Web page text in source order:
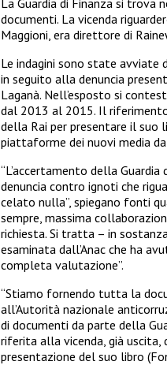
documenti. La vicenda
Maggioni, era direttore di
Le indagini sono state avviate
in seguito alla denuncia
Laganà. Nell’esposto si
dal 2013 al 2015. Il
della Rai per presentare il suo
piattaforme dei nuovi media
“L’accertamento della
denuncia contro ignoti che
celato nulla”, spiegano fonti
sempre, massima
richiesta. Si tratta – in
esaminata dall’Anac che ha
completa valutazione”.
“Stiamo fornendo tutta la
all’Autorità nazionale
di documenti da parte della
riferita alla vicenda, già
presentazione del suo libro